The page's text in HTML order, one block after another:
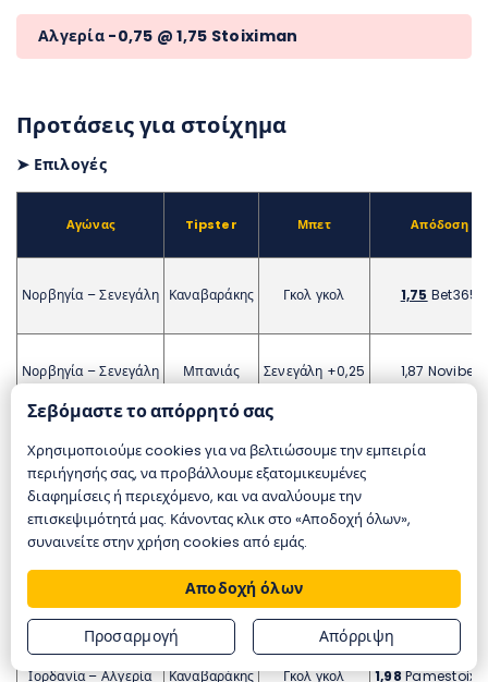
Αλγερία -0,75 @ 1,75 Stoiximan
Προτάσεις για στοίχημα
➤ Επιλογές
Αγώνας Tipster Μπετ Απόδοση
Νορβηγία – Σενεγάλη Καναβαράκης Γκολ γκολ 1,75 Bet365
Νορβηγία – Σενεγάλη Μπανιάς Σενεγάλη +0,25 1,87 Novibet
Νορβηγία – Σενεγάλη ΑΙ Χ + γκολ γκολ 4,60
Ιορδανία – Αλγερία ΑΙ Αλγερία -0,75 1,75
Μπανιάς Αλγερία -1
Ιορδανία – Αλγερία Καναβαράκης Γκολ γκολ 1,98
Σεβόμαστε το απόρρητό σας
Χρησιμοποιούμε cookies για να βελτιώσουμε την εμπειρία
περιήγησής σας, να προβάλλουμε εξατομικευμένες
διαφημίσεις ή περιεχόμενο, και να αναλύουμε την
επισκεψιμότητά μας. Κάνοντας κλικ στο «Αποδοχή όλων»,
συναινείτε στην χρήση cookies από εμάς.
Αποδοχή όλων
Προσαρμογή Απόρριψη